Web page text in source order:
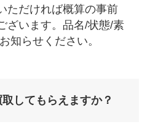
ただければ概算の事前
ざいます。品名/状態/素
知らせください。
してもらえますか？